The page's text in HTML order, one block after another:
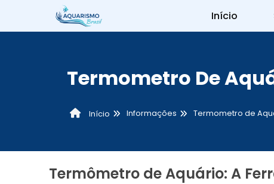
Início
Termometro De
Início Informações Termometro de
Termômetro de Aquário: A